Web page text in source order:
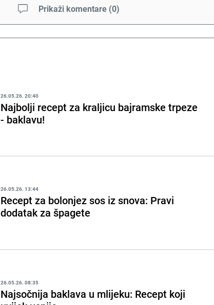
Prikaži komentare (0)
26.05.26. 20:40
Najbolji recept za kraljicu bajramske trpeze
- baklavu!
26.05.26. 13:44
Recept za bolonjez sos iz snova: Pravi
dodatak za špagete
26.05.26. 08:35
Najsočnija baklava u mlijeku: Recept koji